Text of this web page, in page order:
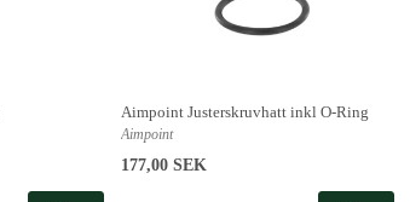
Aimpoint Justerskruvhatt inkl O-Ring
Aimpoint
177,00 SEK